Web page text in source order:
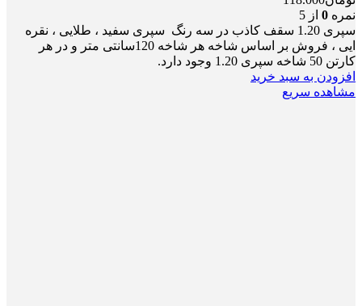
نمره 0 از 5
سپری 1.20 سقف کاذب در سه رنگ سپری سفید ، طلایی ، نقره
ایی ، فروش بر اساس شاخه هر شاخه 120سانتی متر و در هر
کارتن 50 شاخه سپری 1.20 وجود دارد.
افزودن به سبد خرید
مشاهده سریع